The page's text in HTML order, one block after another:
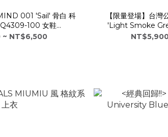
001 'Sail' 骨白 科
100 女鞋
NT$6,500
【限量登場】台
'Light Smoke